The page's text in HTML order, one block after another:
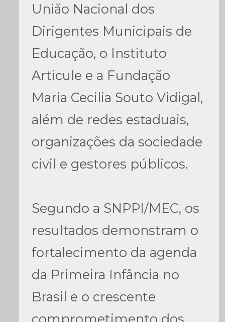
União Nacional dos
Dirigentes Municipais de
Educação, o Instituto
Articule e a Fundação
Maria Cecilia Souto Vidigal,
além de redes estaduais,
organizações da sociedade
civil e gestores públicos.
Segundo a SNPPI/MEC, os
resultados demonstram o
fortalecimento da agenda
da Primeira Infância no
Brasil e o crescente
comprometimento dos